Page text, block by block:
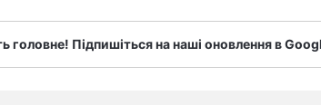
головне! Підпишіться на наші оновлення в